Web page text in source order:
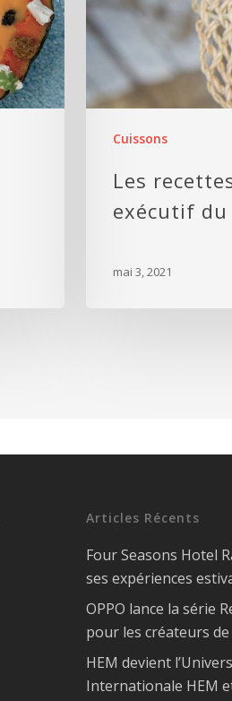
Cuissons
Les
exécutif du
mai 3, 2021
Articles Récents
Four Seasons Hotel
ses expériences
OPPO lance la série
pour les créateurs
HEM devient
Internationale HEM